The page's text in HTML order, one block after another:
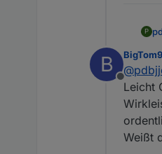
P
B
Offline
@
Leicht
Weißt